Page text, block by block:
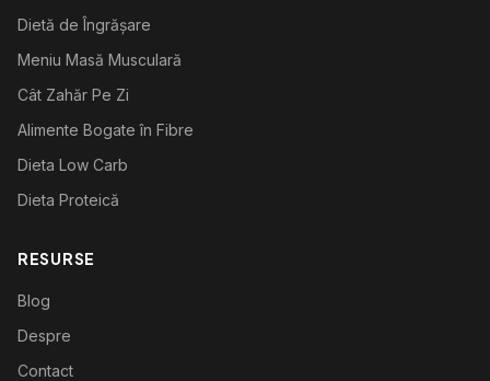
Dietă de Îngrășare
Meniu Masă Musculară
Cât Zahăr Pe Zi
Alimente Bogate în Fibre
Dieta Low Carb
Dieta Proteică
RESURSE
Blog
Despre
Contact